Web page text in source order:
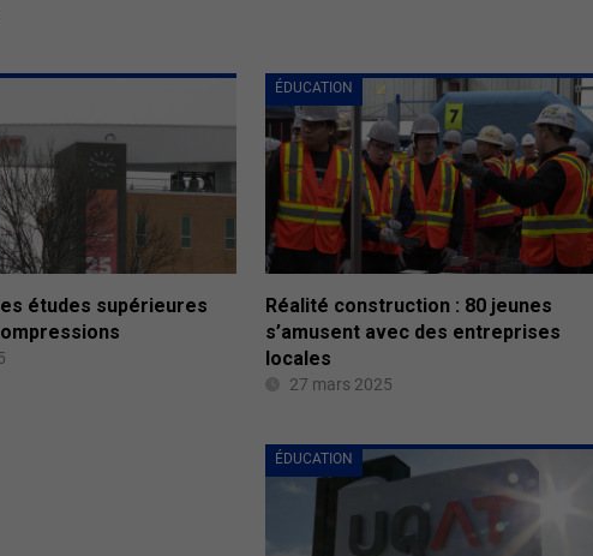
études supérieures
ÉDUCATION
Réalité construction : 80 jeunes
s’amusent avec des entreprises
locales
27 mars 2025
ÉDUCATION